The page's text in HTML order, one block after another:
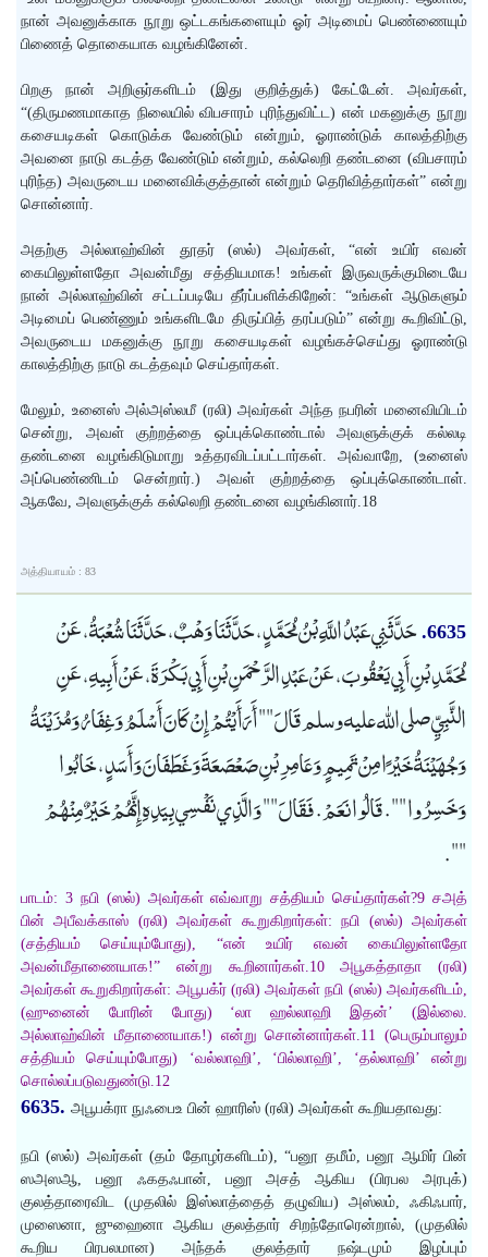
நான் அவனுக்காக நூறு ஒட்டகங்களையும் ஓர் அடிமைப் பெண்ணையும்
பிணைத் தொகையாக வழங்கினேன்.
பிறகு நான் அறிஞர்களிடம் (இது குறித்துக்) கேட்டேன். அவர்கள்,
“(திருமணமாகாத நிலையில் விபசாரம் புரிந்துவிட்ட) என் மகனுக்கு நூறு
கசையடிகள் கொடுக்க வேண்டும் என்றும், ஓராண்டுக் காலத்திற்கு
அவனை நாடு கடத்த வேண்டும் என்றும், கல்லெறி தண்டனை (விபசாரம்
புரிந்த) அவருடைய மனைவிக்குத்தான் என்றும் தெரிவித்தார்கள்” என்று
சொன்னார்.
அதற்கு அல்லாஹ்வின் தூதர் (ஸல்) அவர்கள், “என் உயிர் எவன்
கையிலுள்ளதோ அவன்மீது சத்தியமாக! உங்கள் இருவருக்குமிடையே
நான் அல்லாஹ்வின் சட்டப்படியே தீர்ப்பளிக்கிறேன்: “உங்கள் ஆடுகளும்
அடிமைப் பெண்ணும் உங்களிடமே திருப்பித் தரப்படும்” என்று கூறிவிட்டு,
அவருடைய மகனுக்கு நூறு கசையடிகள் வழங்கச்செய்து ஓராண்டு
காலத்திற்கு நாடு கடத்தவும் செய்தார்கள்.
மேலும், உனைஸ் அல்அஸ்லமீ (ரலி) அவர்கள் அந்த நபரின் மனைவியிடம்
சென்று, அவள் குற்றத்தை ஒப்புக்கொண்டால் அவளுக்குக் கல்லடி
தண்டனை வழங்கிடுமாறு உத்தரவிடப்பட்டார்கள். அவ்வாறே, (உனைஸ்
அப்பெண்ணிடம் சென்றார்.) அவள் குற்றத்தை ஒப்புக்கொண்டாள்.
ஆகவே, அவளுக்குக் கல்லெறி தண்டனை வழங்கினார்.18
அத்தியாயம் : 83
6635. حَدَّثَنِي عَبْدُ اللَّهِ بْنُ مُحَمَّدٍ، حَدَّثَنَا وَهْبٌ، حَدَّثَنَا شُعْبَةُ، عَنْ
مُحَمَّدِ بْنِ أَبِي يَعْقُوبَ، عَنْ عَبْدِ الرَّحْمَنِ بْنِ أَبِي بَكْرَةَ، عَنْ أَبِيهِ، عَنِ
النَّبِيِّ صلى الله عليه وسلم قَالَ "" أَرَأَيْتُمْ إِنْ كَانَ أَسْلَمُ وَغِفَارُ وَمُزَيْنَةُ
وَجُهَيْنَةُ خَيْرًا مِنْ تَمِيمٍ وَعَامِرِ بْنِ صَعْصَعَةَ وَغَطَفَانَ وَأَسَدٍ، خَابُوا
وَخَسِرُوا "". قَالُوا نَعَمْ. فَقَالَ "" وَالَّذِي نَفْسِي بِيَدِهِ إِنَّهُمْ خَيْرٌ مِنْهُمْ
"".
பாடம்: 3 நபி (ஸல்) அவர்கள் எவ்வாறு சத்தியம் செய்தார்கள்?9 சஅத்
பின் அபீவக்காஸ் (ரலி) அவர்கள் கூறுகிறார்கள்: நபி (ஸல்) அவர்கள்
(சத்தியம் செய்யும்போது), “என் உயிர் எவன் கையிலுள்ளதோ
அவன்மீதாணையாக!” என்று கூறினார்கள்.10 அபூகத்தாதா (ரலி)
அவர்கள் கூறுகிறார்கள்: அபூபக்ர் (ரலி) அவர்கள் நபி (ஸல்) அவர்களிடம்,
(ஹுனைன் போரின் போது) ‘லா ஹல்லாஹி இதன்’ (இல்லை.
அல்லாஹ்வின் மீதாணையாக!) என்று சொன்னார்கள்.11 (பெரும்பாலும்
சத்தியம் செய்யும்போது) ‘வல்லாஹி’, ‘பில்லாஹி’, ‘தல்லாஹி’ என்று
சொல்லப்படுவதுண்டு.12
6635. அபூபக்ரா நுஃபைஉ பின் ஹாரிஸ் (ரலி) அவர்கள் கூறியதாவது:
நபி (ஸல்) அவர்கள் (தம் தோழர்களிடம்), “பனூ தமீம், பனூ ஆமிர் பின்
ஸஅஸஆ, பனூ ஃகதஃபான், பனூ அசத் ஆகிய (பிரபல அரபுக்)
குலத்தாரைவிட (முதலில் இஸ்லாத்தைத் தழுவிய) அஸ்லம், ஃகிஃபார்,
முஸைனா, ஜுஹைனா ஆகிய குலத்தார் சிறந்தோரென்றால், (முதலில்
கூறிய பிரபலமான) அந்தக் குலத்தார் நஷ்டமும் இழப்பும்